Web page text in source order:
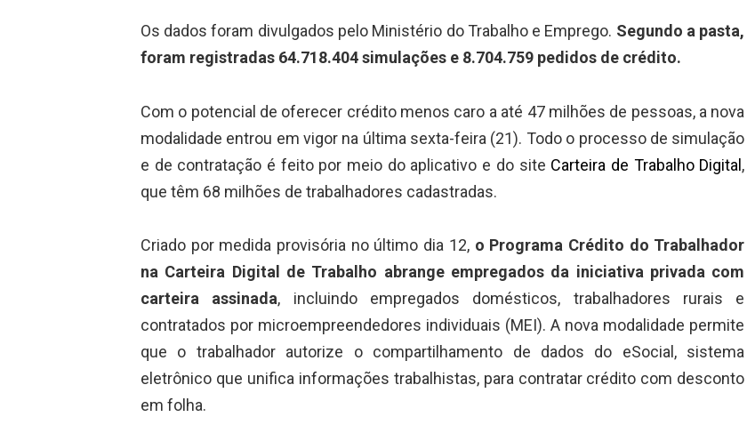
Os dados foram divulgados pelo Ministério do Trabalho e Emprego. Segundo a pasta,
foram registradas 64.718.404 simulações e 8.704.759 pedidos de crédito.
Com o potencial de oferecer crédito menos caro a até 47 milhões de pessoas, a nova
modalidade entrou em vigor na última sexta-feira (21). Todo o processo de simulação
e de contratação é feito por meio do aplicativo e do site Carteira de Trabalho Digital,
que têm 68 milhões de trabalhadores cadastradas.
Criado por medida provisória no último dia 12, o Programa Crédito do Trabalhador
na Carteira Digital de Trabalho abrange empregados da iniciativa privada com
carteira assinada, incluindo empregados domésticos, trabalhadores rurais e
contratados por microempreendedores individuais (MEI). A nova modalidade permite
que o trabalhador autorize o compartilhamento de dados do eSocial, sistema
eletrônico que unifica informações trabalhistas, para contratar crédito com desconto
em folha.